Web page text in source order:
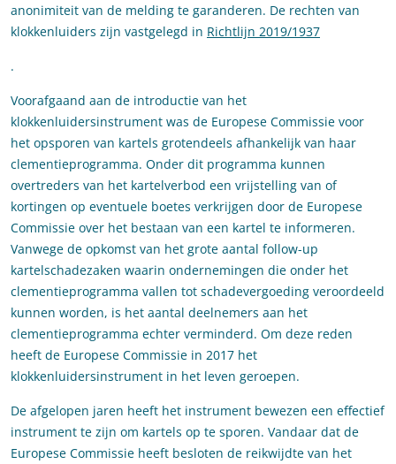
anonimiteit van de melding te garanderen. De rechten van
klokkenluiders zijn vastgelegd in Richtlijn 2019/1937
.
Voorafgaand aan de introductie van het
klokkenluidersinstrument was de Europese Commissie voor
het opsporen van kartels grotendeels afhankelijk van haar
clementieprogramma. Onder dit programma kunnen
overtreders van het kartelverbod een vrijstelling van of
kortingen op eventuele boetes verkrijgen door de Europese
Commissie over het bestaan van een kartel te informeren.
Vanwege de opkomst van het grote aantal follow-up
kartelschadezaken waarin ondernemingen die onder het
clementieprogramma vallen tot schadevergoeding veroordeeld
kunnen worden, is het aantal deelnemers aan het
clementieprogramma echter verminderd. Om deze reden
heeft de Europese Commissie in 2017 het
klokkenluidersinstrument in het leven geroepen.
De afgelopen jaren heeft het instrument bewezen een effectief
instrument te zijn om kartels op te sporen. Vandaar dat de
Europese Commissie heeft besloten de reikwijdte van het